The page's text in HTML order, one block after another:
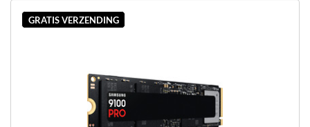
GRATIS VERZENDING